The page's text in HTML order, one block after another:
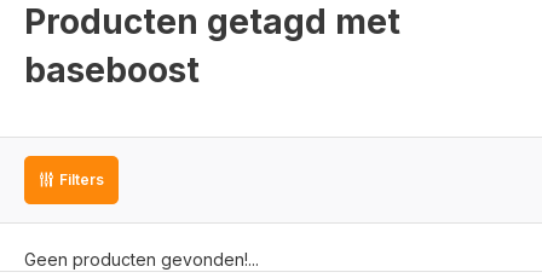
Producten getagd met
baseboost
Filters
Geen producten gevonden!...